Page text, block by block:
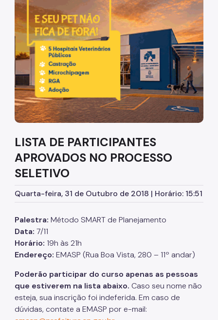
Diretrizes Institucionais
Organização
Legislação
Orientações
Infraestrutura
Agendamento de Salas
Dúvidas Frequentes
Formações da EMASP
Formações Oferecidas
Inscrições Abertas
Como se Inscrever
Listas de Seleção
Educadores
Dicas e Orientações
Solicitação de Turmas
Laboratório de Inovação - Lab11
LISTA DE PARTICIPANTES
APROVADOS NO PROCESSO
SELETIVO
Quarta-feira, 31 de Outubro de 2018 | Horário: 15:51
Palestra: Método SMART de Planejamento
Data: 7/11
Horário: 19h às 21h
Endereço: EMASP (Rua Boa Vista, 280 – 11º andar)
Poderão participar do curso apenas as pessoas
que estiverem na lista abaixo. Caso seu nome não
esteja, sua inscrição foi indeferida. Em caso de
dúvidas, contate a EMASP por e-mail: